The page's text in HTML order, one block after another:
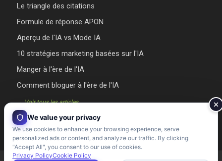
Le triangle des citations
Formule de réponse APON
Aperçu de l'IA vs Mode IA
10 stratégies marketing basées sur l'IA
Manger à l'ère de l'IA
Comment bloguer à l'ère de l'IA
→ Voir tous les articles
We value your privacy
We use cookies to enhance your browsing experience, serve
personalized ads or content, and analyze our traffic. By clicking
"Accept All", you consent to our use of cookies.
Privacy PolicyCookie Policy